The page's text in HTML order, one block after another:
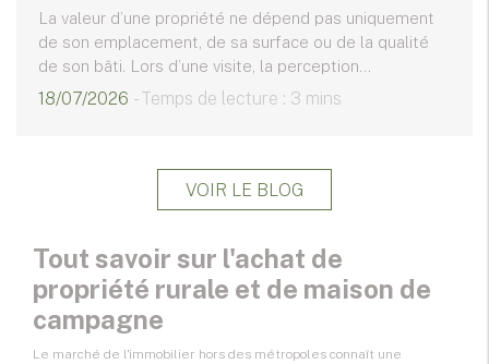
La valeur d’une propriété ne dépend pas uniquement
de son emplacement, de sa surface ou de la qualité
de son bâti. Lors d’une visite, la perception...
18/07/2026 - Temps de lecture : 3 mins
VOIR LE BLOG
Tout savoir sur l'achat de
propriété rurale et de maison de
campagne
Le marché de l'immobilier hors des métropoles connaît une